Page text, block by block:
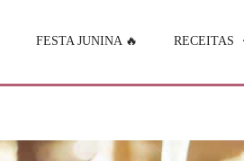
FESTA JUNINA 🔥 RECEITAS